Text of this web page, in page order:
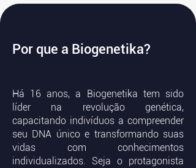
Por que a Biogenetika?
Há 16 anos, a Biogenetika tem sido
líder na revolução genética,
capacitando indivíduos a compreender
seu DNA único e transformando suas
vidas com conhecimentos
individualizados. Seja o protagonista